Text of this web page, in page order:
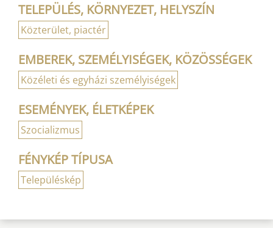
TELEPÜLÉS, KÖRNYEZET, HELYSZÍN
Közterület, piactér
EMBEREK, SZEMÉLYISÉGEK, KÖZÖSSÉGEK
Közéleti és egyházi személyiségek
ESEMÉNYEK, ÉLETKÉPEK
Szocializmus
FÉNYKÉP TÍPUSA
Településkép